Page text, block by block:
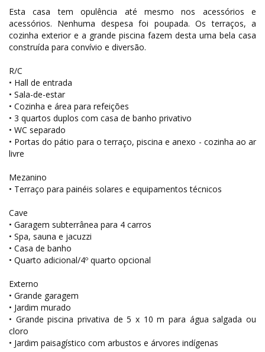
Esta casa tem opulência até mesmo nos acessórios e
acessórios. Nenhuma despesa foi poupada. Os terraços, a
cozinha exterior e a grande piscina fazem desta uma bela casa
construída para convívio e diversão.
R/C
• Hall de entrada
• Sala-de-estar
• Cozinha e área para refeições
• 3 quartos duplos com casa de banho privativo
• WC separado
• Portas do pátio para o terraço, piscina e anexo - cozinha ao ar
livre
Mezanino
• Terraço para painéis solares e equipamentos técnicos
Cave
• Garagem subterrânea para 4 carros
• Spa, sauna e jacuzzi
• Casa de banho
• Quarto adicional/4º quarto opcional
Externo
• Grande garagem
• Jardim murado
• Grande piscina privativa de 5 x 10 m para água salgada ou
cloro
• Jardim paisagístico com arbustos e árvores indígenas